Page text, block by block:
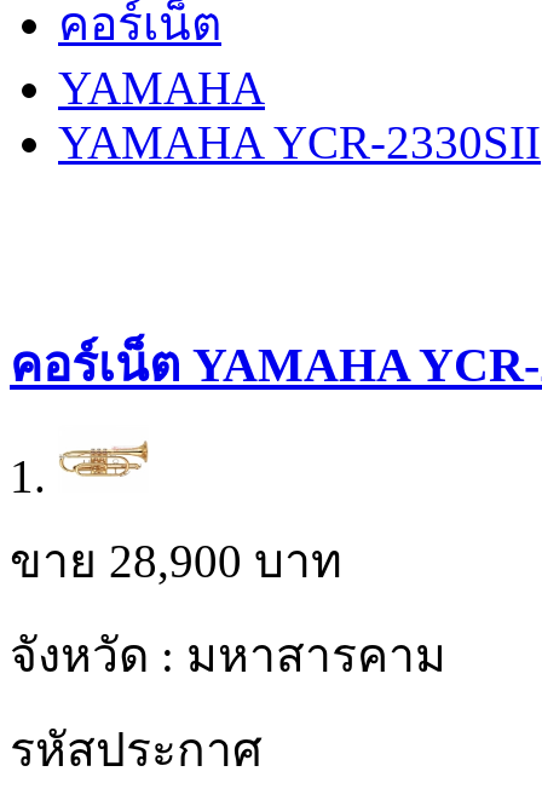
คอร์เน็ต
YAMAHA
YAMAHA YCR-2330SII
คอร์เน็ต YAMAHA
ขาย 28,900 บาท
จังหวัด : มหาสารคาม
รหัสประกาศ